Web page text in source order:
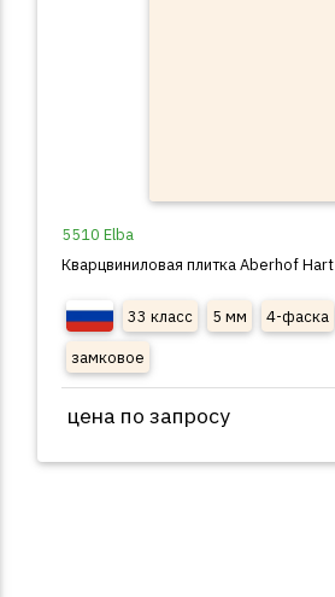
5510 Elba
Кварцвиниловая плитка Aberhof Hart
33 класс 5 мм 4-фаска
замковое
цена по запросу